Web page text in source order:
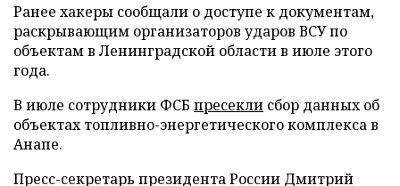
Ранее хакеры сообщали о доступе к документам,
раскрывающим организаторов ударов ВСУ по
объектам в Ленинградской области в июле этого
года.
В июле сотрудники ФСБ пресекли сбор данных об
объектах топливно-энергетического комплекса в
Анапе.
Пресс-секретарь президента России Дмитрий